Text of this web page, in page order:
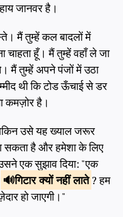
जानवर है।
मैं तुम्हें कल बादलों में
चाहता हूँ। मैं तुम्हें वहाँ ले जा
मैं तुम्हें अपने पंजों में उठा
थी कि टोड ऊँचाई से डर
कमज़ोर है।
उसे यह ख्याल जरूर
सकता है और हमेशा के लिए
एक सुझाव दिया: "एक
गिटार क्योंनहीं लाते ? हम
हो जाएगी।"